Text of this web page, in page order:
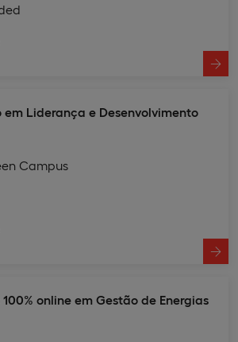
em Liderança e Desenvolvimento
Campus
online em Gestão de Energias